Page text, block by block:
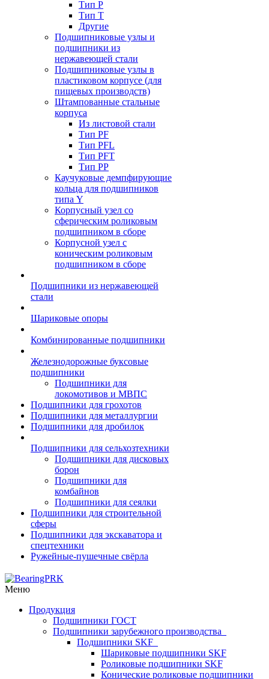
Тип P
Тип T
Другие
Подшипниковые узлы и
подшипники из
нержавеющей стали
Подшипниковые узлы в
пластиковом корпусе (для
пищевых производств)
Штампованные стальные
корпуса
Из листовой стали
Тип PF
Тип PFL
Тип PFT
Тип PP
Каучуковые демпфирующие
кольца для подшипников
типа Y
Корпусный узел со
сферическим роликовым
подшипником в сборе
Корпусной узел с
коническим роликовым
подшипником в сборе
Подшипники из нержавеющей
стали
Шариковые опоры
Комбинированные подшипники
Железнодорожные буксовые
подшипники
Подшипники для
локомотивов и МВПС
Подшипники для грохотов
Подшипники для металлургии
Подшипники для дробилок
Подшипники для сельхозтехники
Подшипники для дисковых
борон
Подшипники для
комбайнов
Подшипники для сеялки
Подшипники для строительной
сферы
Подшипники для экскаватора и
спецтехники
Ружейные-пушечные свёрла
Меню
Продукция
Подшипники ГОСТ
Подшипники зарубежного производства
Подшипники SKF
Шариковые подшипники SKF
Роликовые подшипники SKF
Конические роликовые подшипники